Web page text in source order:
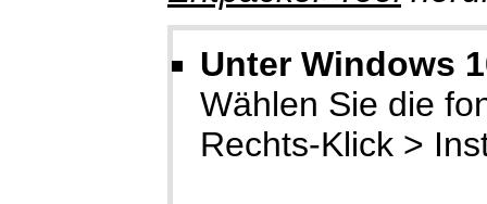
Unter Windows
Wählen Sie die
Rechts-Klick >